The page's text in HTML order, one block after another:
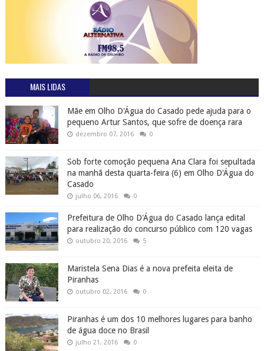
MAIS LIDAS
Mãe em Olho D'Água do Casado pede ajuda para o
pequeno Artur Santos, que sofre de doença rara
dezembro 07, 2016 0
Sob forte comoção pequena Ana Clara foi sepultada
na manhã desta quarta-feira (6) em Olho D'Água do
Casado
julho 06, 2016 0
Prefeitura de Olho D'Água do Casado lança edital
para realização do concurso público com 120 vagas
outubro 20, 2016 5
Maristela Sena Dias é a nova prefeita eleita de
Piranhas
outubro 02, 2016 0
Piranhas é um dos 10 melhores lugares para banho
de água doce no Brasil
julho 21, 2016 0